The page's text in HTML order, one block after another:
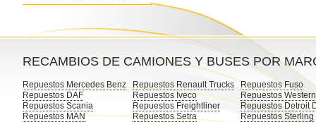
RECAMBIOS DE CAMIONES Y BUSES POR
Repuestos Mercedes Benz
Repuestos DAF
Repuestos Scania
Repuestos MAN
Repuestos Renault Trucks
Repuestos Iveco
Repuestos Freightliner
Repuestos Setra
Repuestos Fuso
Repuestos
Repuestos Detroit
Repuestos Sterling